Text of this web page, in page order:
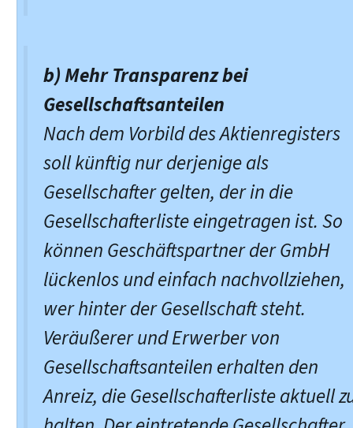
b) Mehr Transparenz bei
Gesellschaftsanteilen
Nach dem Vorbild des Aktienregisters
soll künftig nur derjenige als
Gesellschafter gelten, der in die
Gesellschafterliste eingetragen ist. So
können Geschäftspartner der GmbH
lückenlos und einfach nachvollziehen,
wer hinter der Gesellschaft steht.
Veräußerer und Erwerber von
Gesellschaftsanteilen erhalten den
Anreiz, die Gesellschafterliste aktuell